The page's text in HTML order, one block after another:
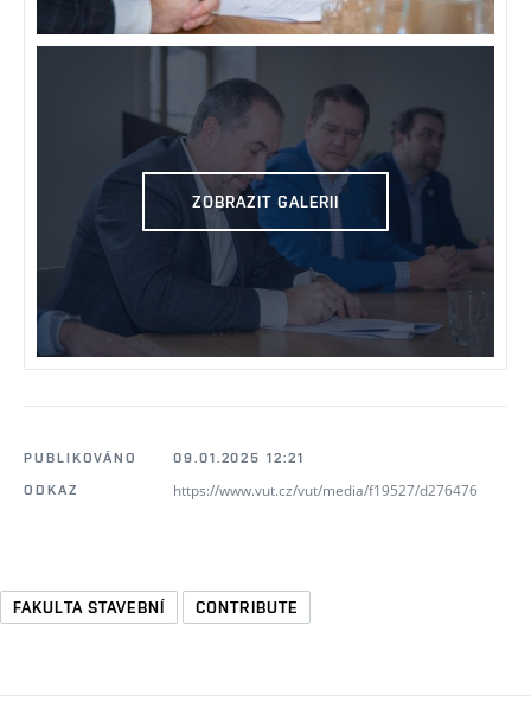
ZOBRAZIT GALERII
PUBLIKOVÁNO
09.01.2025 12:21
ODKAZ
https://www.vut.cz/vut/media/f19527/d276476
FAKULTA STAVEBNÍ CONTRIBUTE